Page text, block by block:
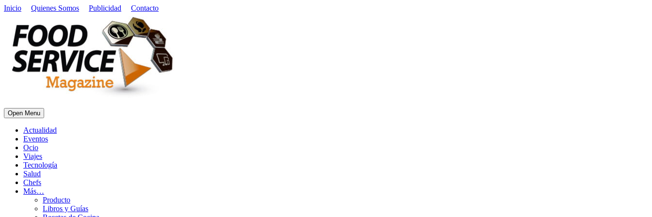
Inicio Quienes Somos Publicidad Contacto
Open Menu
Actualidad
Eventos
Ocio
Viajes
Tecnología
Salud
Chefs
Más…
Producto
Libros y Guías